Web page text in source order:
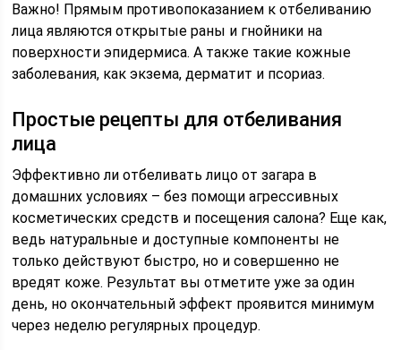
Важно! Прямым противопоказанием к отбеливанию
лица являются открытые раны и гнойники на
поверхности эпидермиса. А также такие кожные
заболевания, как экзема, дерматит и псориаз.
Простые рецепты для отбеливания
лица
Эффективно ли отбеливать лицо от загара в
домашних условиях – без помощи агрессивных
косметических средств и посещения салона? Еще как,
ведь натуральные и доступные компоненты не
только действуют быстро, но и совершенно не
вредят коже. Результат вы отметите уже за один
день, но окончательный эффект проявится минимум
через неделю регулярных процедур.